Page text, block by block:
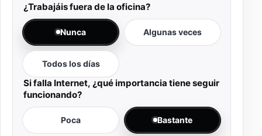
¿Trabajáis fuera de la oficina?
Nunca Algunas veces
Todos los días
Si falla Internet, ¿qué importancia tiene seguir
funcionando?
Poca Bastante